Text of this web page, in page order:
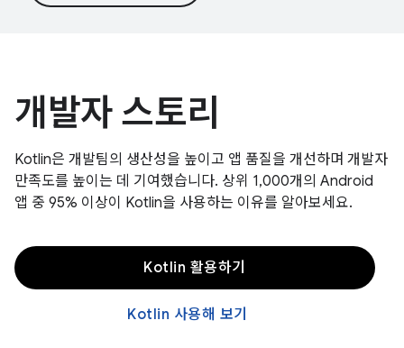
개발자 스토리
Kotlin은 개발팀의 생산성을 높이고 앱 품질을 개선하며 개발자
만족도를 높이는 데 기여했습니다. 상위 1,000개의 Android
앱 중 95% 이상이 Kotlin을 사용하는 이유를 알아보세요.
Kotlin 활용하기
Kotlin 사용해 보기